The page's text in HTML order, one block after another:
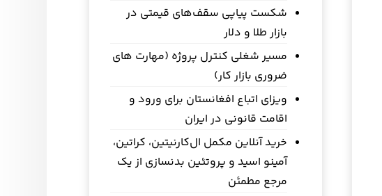
شکست پیاپی سقف‌های قیمتی در
بازار طلا و دلار
مسیر شغلی کنترل پروژه (مهارت های
ضروری بازار کار)
ویزای اتباع افغانستان برای ورود و
اقامت قانونی در ایران
خرید آنلاین مکمل ال‌کارنیتین، کراتین،
آمینو اسید و پروتئین بدنسازی از یک
مرجع مطمئن